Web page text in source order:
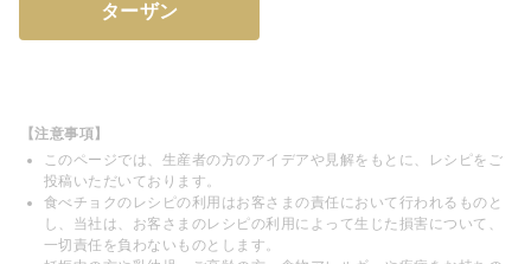
ターザン
【注意事項】
このページでは、生産者の方のアイデアや見解をもとに、レシピをご
投稿いただいております。
食べチョクのレシピの利用はお客さまの責任において行われるものと
し、当社は、お客さまのレシピの利用によって生じた損害について、
一切責任を負わないものとします。